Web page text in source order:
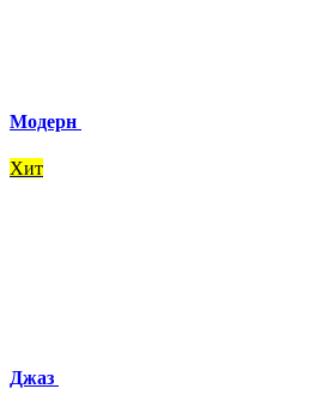
Модерн
Хит
Джаз